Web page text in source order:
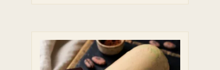
à
plusieurs
options
peuvent
être